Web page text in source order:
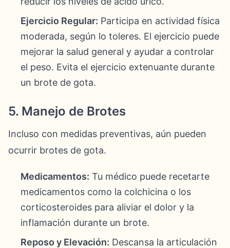
Ejercicio Regular: Participa en actividad física
moderada, según lo toleres. El ejercicio puede
mejorar la salud general y ayudar a controlar
el peso. Evita el ejercicio extenuante durante
un brote de gota.
5. Manejo de Brotes
Incluso con medidas preventivas, aún pueden
ocurrir brotes de gota.
Medicamentos: Tu médico puede recetarte
medicamentos como la colchicina o los
corticosteroides para aliviar el dolor y la
inflamación durante un brote.
Reposo y Elevación: Descansa la articulación